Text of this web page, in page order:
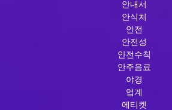
안내서
안식처
안전
안전성
안전수칙
안주음료
야경
업계
에티켓